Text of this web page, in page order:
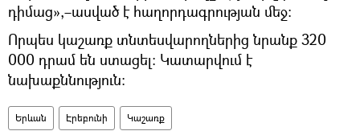
դիմաց»,–ասված է հաղորդագրության մեջ։
Որպես կաշառք տնտեսվարողներից նրանք 320
000 դրամ են ստացել: Կատարվում է
նախաքննություն:
Երևան Էրեբունի Կաշառք